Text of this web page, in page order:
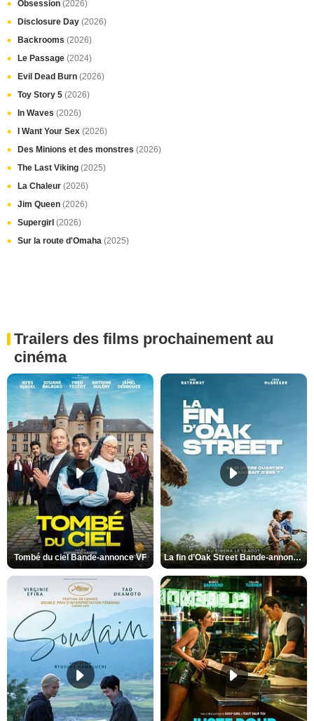
Obsession (2026)
Disclosure Day (2026)
Backrooms (2026)
Le Passage (2024)
Evil Dead Burn (2026)
Toy Story 5 (2026)
In Waves (2026)
I Want Your Sex (2026)
Des Minions et des monstres (2026)
The Last Viking (2025)
La Chaleur (2026)
Jim Queen (2026)
Supergirl (2026)
Sur la route d'Omaha (2025)
Trailers des films prochainement au
cinéma
Tombé du ciel Bande-annonce VF La fin d’Oak Street Bande-annonce VO STFR